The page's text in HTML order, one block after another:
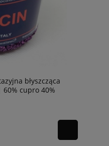
błyszcząca
cupro 40%